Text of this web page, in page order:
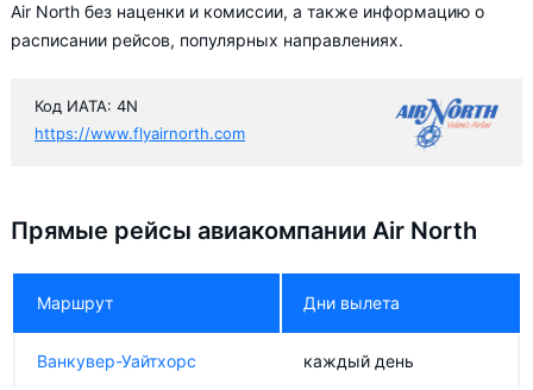
Air North без наценки и комиссии, а также информацию о
расписании рейсов, популярных направлениях.
Код ИАТА: 4N
https://www.flyairnorth.com
Прямые рейсы авиакомпании Air North
Маршрут Дни вылета
Ванкувер-Уайтхорс каждый день